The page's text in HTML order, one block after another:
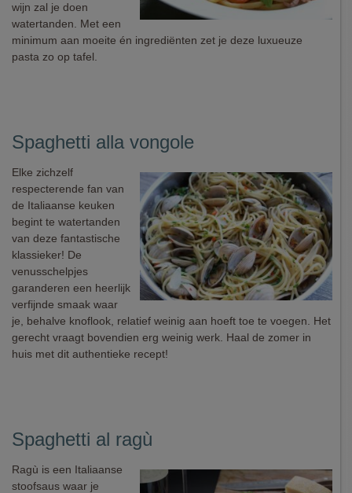
wijn zal je doen
watertanden. Met een
minimum aan moeite én ingrediënten zet je deze luxueuze
pasta zo op tafel.
Spaghetti alla vongole
Elke zichzelf
respecterende fan van
de Italiaanse keuken
begint te watertanden
van deze fantastische
klassieker! De
venusschelpjes
garanderen een heerlijk
verfijnde smaak waar
je, behalve knoflook, relatief weinig aan hoeft toe te voegen. Het
gerecht vraagt bovendien erg weinig werk. Haal de zomer in
huis met dit authentieke recept!
Spaghetti al ragù
Ragù is een Italiaanse
stoofsaus waar je